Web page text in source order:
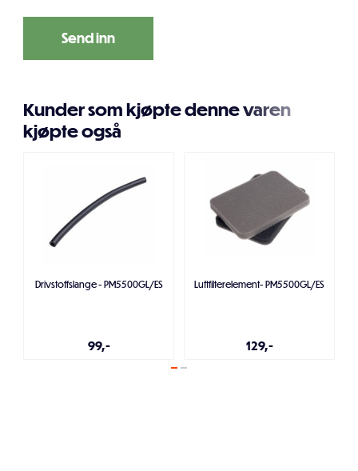
Kunder som kjøpte denne varen
kjøpte også
Drivstoffslange - PM5500GL/ES
99,-
Luftfilterelement- PM5500GL/ES
129,-